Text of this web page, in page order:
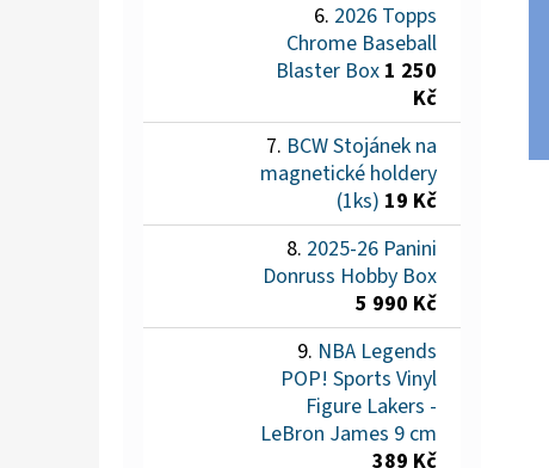
2026 Topps
Chrome Baseball
Blaster Box 1 250
Kč
BCW Stojánek na
magnetické holdery
(1ks) 19 Kč
2025-26 Panini
Donruss Hobby Box
5 990 Kč
NBA Legends
POP! Sports Vinyl
Figure Lakers -
LeBron James 9 cm
389 Kč